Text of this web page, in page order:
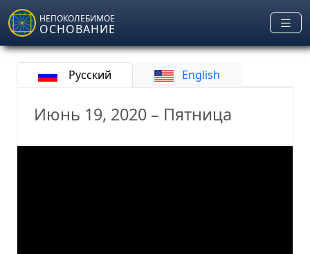
Skip to main content
НЕПОКОЛЕБИМОЕ
ОСНОВАНИЕ
Русский English
Июнь 19, 2020 – Пятница